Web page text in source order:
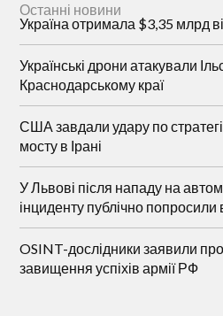
Останні новини
Україна отримала $3,35 млрд
Українські дрони атакували
Краснодарському краї
США завдали удару по
мосту в Ірані
У Львові після нападу на
інциденту публічно
OSINT-дослідники заявили
завищення успіхів армії РФ